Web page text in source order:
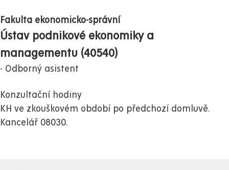
Fakulta ekonomicko-správní
Ústav podnikové ekonomiky a
managementu (40540)
Odborný asistent
Konzultační hodiny
KH ve zkouškovém období po předchozí domluvě.
Kancelář 08030.